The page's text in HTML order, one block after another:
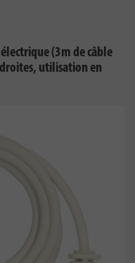
(3m de câble
utilisation en